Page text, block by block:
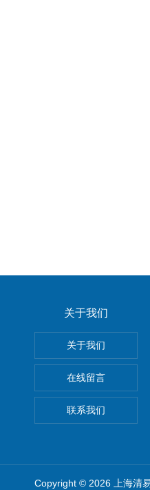
关于我们
关于我们
在线留言
联系我们
Copyright © 2026 上海清